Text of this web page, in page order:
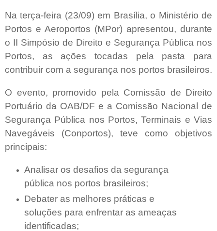
Na terça-feira (23/09) em Brasília, o Ministério de
Portos e Aeroportos (MPor) apresentou, durante
o II Simpósio de Direito e Segurança Pública nos
Portos, as ações tocadas pela pasta para
contribuir com a segurança nos portos brasileiros.
O evento, promovido pela Comissão de Direito
Portuário da OAB/DF e a Comissão Nacional de
Segurança Pública nos Portos, Terminais e Vias
Navegáveis (Conportos), teve como objetivos
principais:
Analisar os desafios da segurança
pública nos portos brasileiros;
Debater as melhores práticas e
soluções para enfrentar as ameaças
identificadas;